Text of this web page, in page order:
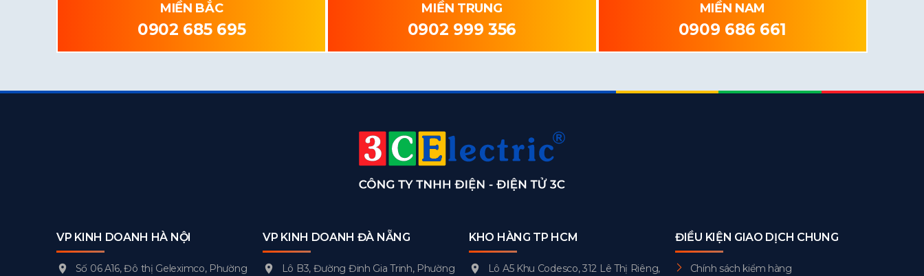
MIỀN BẮC
0902 685 695
MIỀN TRUNG
0902 999 356
MIỀN NAM
0909 686 661
VP KINH DOANH HÀ NỘI
Số 06 A16, Đô thị Geleximco, Phường
VP KINH DOANH ĐÀ NẴNG
Lô B3, Đường Đinh Gia Trinh, Phường
KHO HÀNG TP HCM
Lô A5 Khu Codesco, 312 Lê Thị Riêng,
ĐIỀU KIỆN GIAO DỊCH CHUNG
Chính sách kiểm hàng